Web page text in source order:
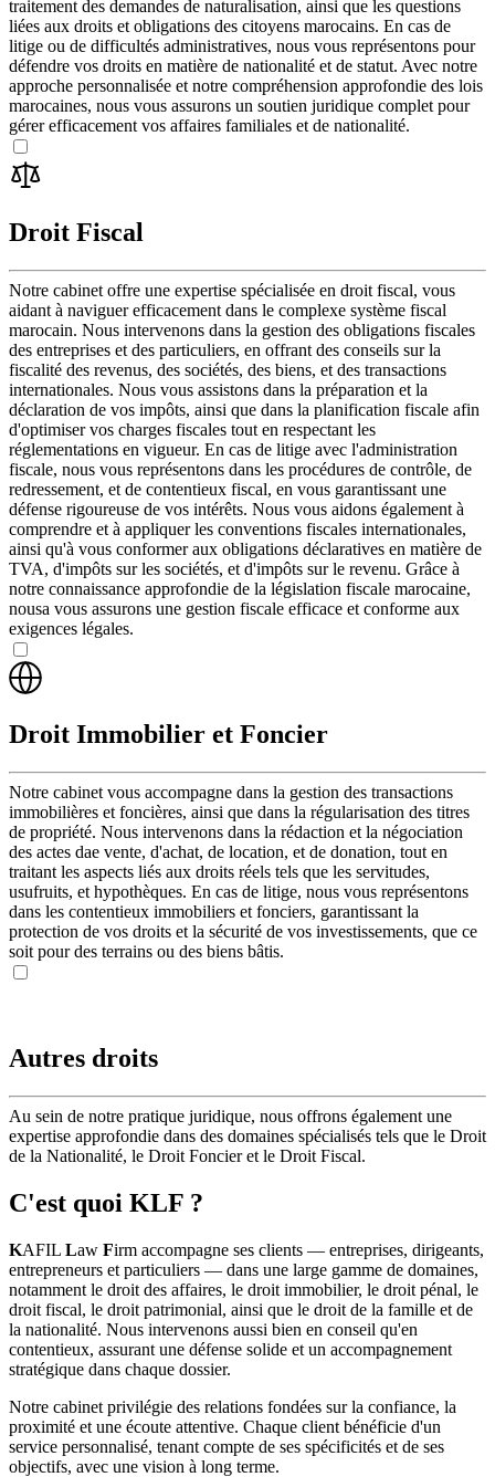
traitement des demandes de naturalisation, ainsi que les questions
liées aux droits et obligations des citoyens marocains. En cas de
litige ou de difficultés administratives, nous vous représentons pour
défendre vos droits en matière de nationalité et de statut. Avec notre
approche personnalisée et notre compréhension approfondie des lois
marocaines, nous vous assurons un soutien juridique complet pour
gérer efficacement vos affaires familiales et de nationalité.
Droit Fiscal
Notre cabinet offre une expertise spécialisée en droit fiscal, vous
aidant à naviguer efficacement dans le complexe système fiscal
marocain. Nous intervenons dans la gestion des obligations fiscales
des entreprises et des particuliers, en offrant des conseils sur la
fiscalité des revenus, des sociétés, des biens, et des transactions
internationales. Nous vous assistons dans la préparation et la
déclaration de vos impôts, ainsi que dans la planification fiscale afin
d'optimiser vos charges fiscales tout en respectant les
réglementations en vigueur. En cas de litige avec l'administration
fiscale, nous vous représentons dans les procédures de contrôle, de
redressement, et de contentieux fiscal, en vous garantissant une
défense rigoureuse de vos intérêts. Nous vous aidons également à
comprendre et à appliquer les conventions fiscales internationales,
ainsi qu'à vous conformer aux obligations déclaratives en matière de
TVA, d'impôts sur les sociétés, et d'impôts sur le revenu. Grâce à
notre connaissance approfondie de la législation fiscale marocaine,
nousa vous assurons une gestion fiscale efficace et conforme aux
exigences légales.
Droit Immobilier et Foncier
Notre cabinet vous accompagne dans la gestion des transactions
immobilières et foncières, ainsi que dans la régularisation des titres
de propriété. Nous intervenons dans la rédaction et la négociation
des actes dae vente, d'achat, de location, et de donation, tout en
traitant les aspects liés aux droits réels tels que les servitudes,
usufruits, et hypothèques. En cas de litige, nous vous représentons
dans les contentieux immobiliers et fonciers, garantissant la
protection de vos droits et la sécurité de vos investissements, que ce
soit pour des terrains ou des biens bâtis.
Autres droits
Au sein de notre pratique juridique, nous offrons également une
expertise approfondie dans des domaines spécialisés tels que le Droit
de la Nationalité, le Droit Foncier et le Droit Fiscal.
C'est quoi KLF ?
KAFIL Law Firm accompagne ses clients — entreprises, dirigeants,
entrepreneurs et particuliers — dans une large gamme de domaines,
notamment le droit des affaires, le droit immobilier, le droit pénal, le
droit fiscal, le droit patrimonial, ainsi que le droit de la famille et de
la nationalité. Nous intervenons aussi bien en conseil qu'en
contentieux, assurant une défense solide et un accompagnement
stratégique dans chaque dossier.
Notre cabinet privilégie des relations fondées sur la confiance, la
proximité et une écoute attentive. Chaque client bénéficie d'un
service personnalisé, tenant compte de ses spécificités et de ses
objectifs, avec une vision à long terme.